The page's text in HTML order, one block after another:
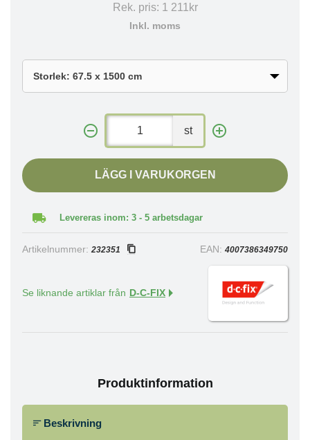
Rek. pris: 1 211kr
Inkl. moms
st
LÄGG I VARUKORGEN
Levereras inom: 3 - 5 arbetsdagar
Artikelnummer: 232351 EAN: 4007386349750
Se liknande artiklar från D-C-FIX
Produktinformation
Beskrivning